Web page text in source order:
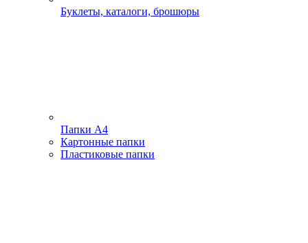
Буклеты, каталоги, брошюры
Папки А4
Картонные папки
Пластиковые папки